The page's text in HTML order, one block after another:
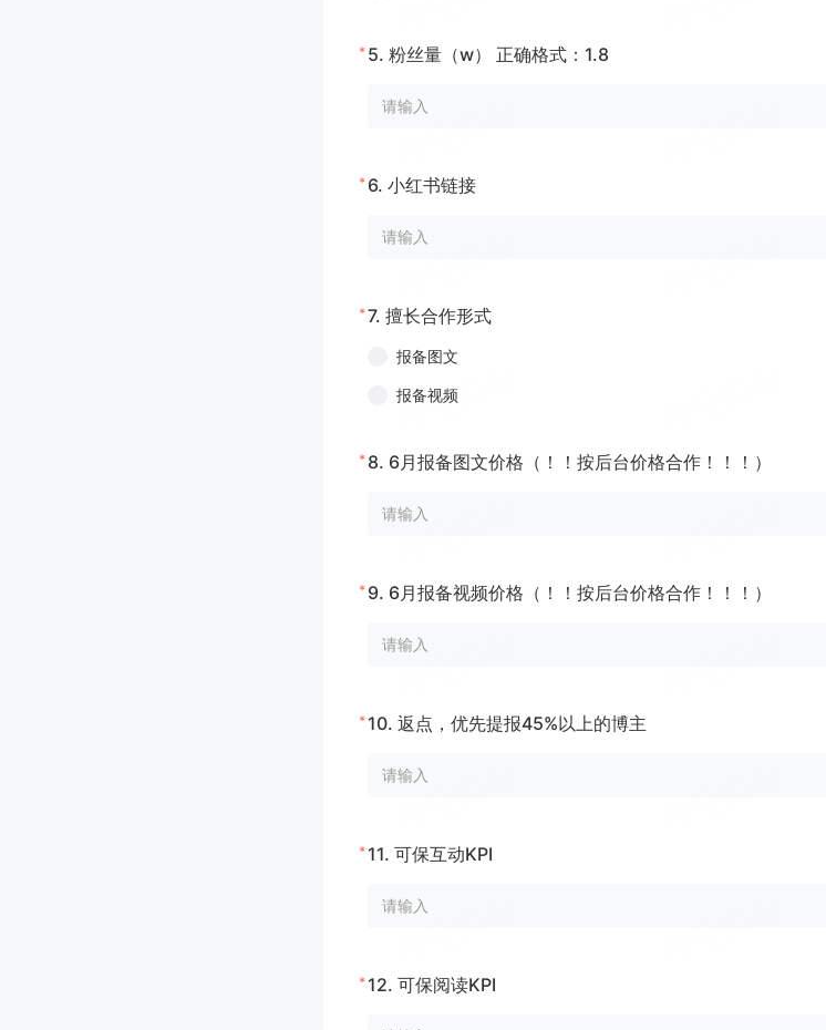
* 5. 粉丝量（w） 正确格式：1.8
* 6. 小红书链接
*7. 擅长合作形式
报备图文
报备视频
* 8. 6月报备图文价格（！！按后台价格合作！！！）
* 9. 6月报备视频价格（！！按后台价格合作！！！）
* 10. 返点，优先提报45%以上的博主
* 11. 可保互动KPI
* 12. 可保阅读KPI